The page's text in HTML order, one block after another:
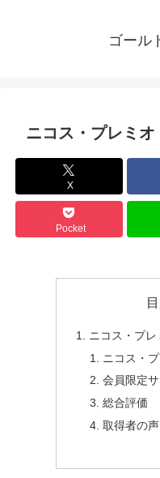
ゴール
ニコス・プレミオ
X
Pocket
ニコス・プレ
ニコス・
会員限定
総合評価
取得者の声